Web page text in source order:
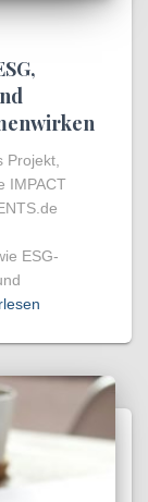
Projekt,
IMPACT
ESG-